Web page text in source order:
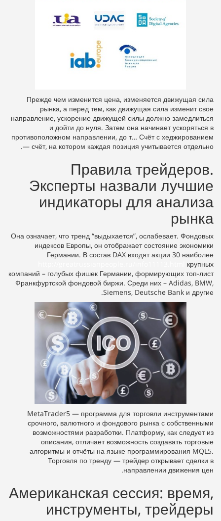
Прежде чем изменится цена, изменяется движущая сила
рынка, а перед тем, как движущая сила изменит свое
направление, ускорение движущей силы должно замедлиться
и дойти до нуля. Затем она начинает ускоряться в
противоположном направлении, до т… Счёт с хеджированием
— счёт, на котором каждая позиция учитывается отдельно.
Правила трейдеров.
Эксперты назвали лучшие
индикаторы для анализа
рынка
Она означает, что тренд “выдыхается”, ослабевает. Фондовых
индексов Европы, он отображает состояние экономики
Германии. В состав DAX входят акции 30 наиболее
крупных
компаний – голубых фишек Германии, формирующих топ-лист
Франкфуртской фондовой биржи. Среди них – Adidas, BMW,
Siemens, Deutsche Bank и другие.
MetaTrader5 — программа для торговли инструментами
срочного, валютного и фондового рынка с собственными
возможностями разработки. Платформу, как следует из
описания, отличает возможность создавать торговые
алгоритмы и отчёты на языке программирования MQL5.
Торговля по тренду — трейдер открывает сделки в
направлении движения цен.
Американская сессия: время,
инструменты, трейдеры